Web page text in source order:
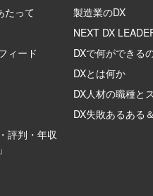
たって
ィード
評判・年収
製造業のDX
NEXT DX
DXで何ができる
DXとは何か
DX人材の職種と
DX失敗あるある